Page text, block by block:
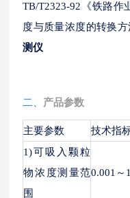
TB/T2323-92《铁路
度与质量浓度的转换方
测仪
二、 产品参数
主要参数
技术指
1)可吸入颗粒
物浓度测量范
围
0.001～